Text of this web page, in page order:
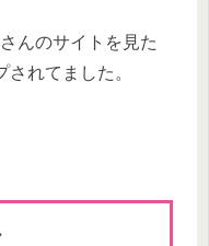
んのサイトを見た
れてました。